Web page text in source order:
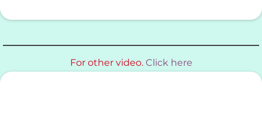
For other video.Click here